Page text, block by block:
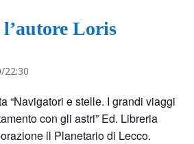
Loris
/22:30
“Navigatori e stelle. I grandi viaggi
con gli astri” Ed. Libreria
il Planetario di Lecco.